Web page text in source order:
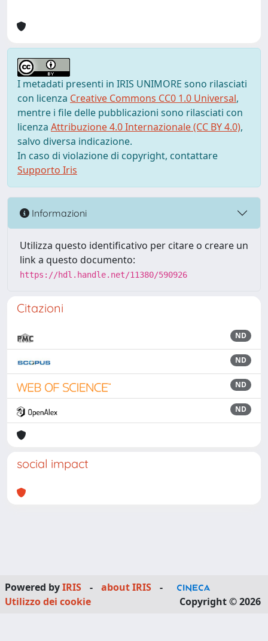
I metadati presenti in IRIS UNIMORE sono rilasciati
con licenza Creative Commons CC0 1.0 Universal,
mentre i file delle pubblicazioni sono rilasciati con
licenza Attribuzione 4.0 Internazionale (CC BY 4.0),
salvo diversa indicazione.
In caso di violazione di copyright, contattare
Supporto Iris
Informazioni
Utilizza questo identificativo per citare o creare un
link a questo documento:
https://hdl.handle.net/11380/590926
Citazioni
ND
ND
ND
ND
social impact
Powered byIRIS - about IRIS
-
Utilizzo dei cookie
Copyright © 2026